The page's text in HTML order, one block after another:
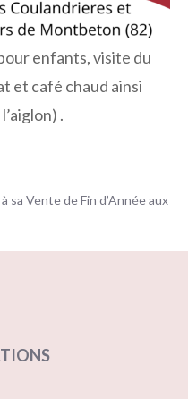
enfants, visite du
et café chaud ainsi
.
Vente de Fin d’Année aux